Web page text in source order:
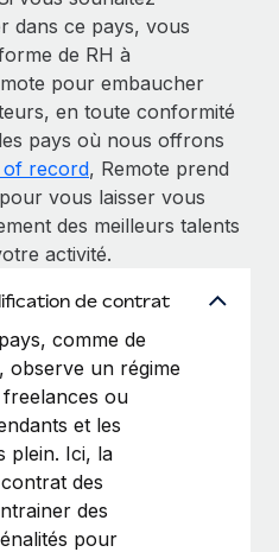
dans ce pays, vous
de RH à
pour embaucher
en toute conformité
pays où nous offrons
record, Remote prend
vous laisser vous
des meilleurs talents
activité.
de contrat
comme de
observe un régime
ou
et les
plein. Ici, la
des
des
pour